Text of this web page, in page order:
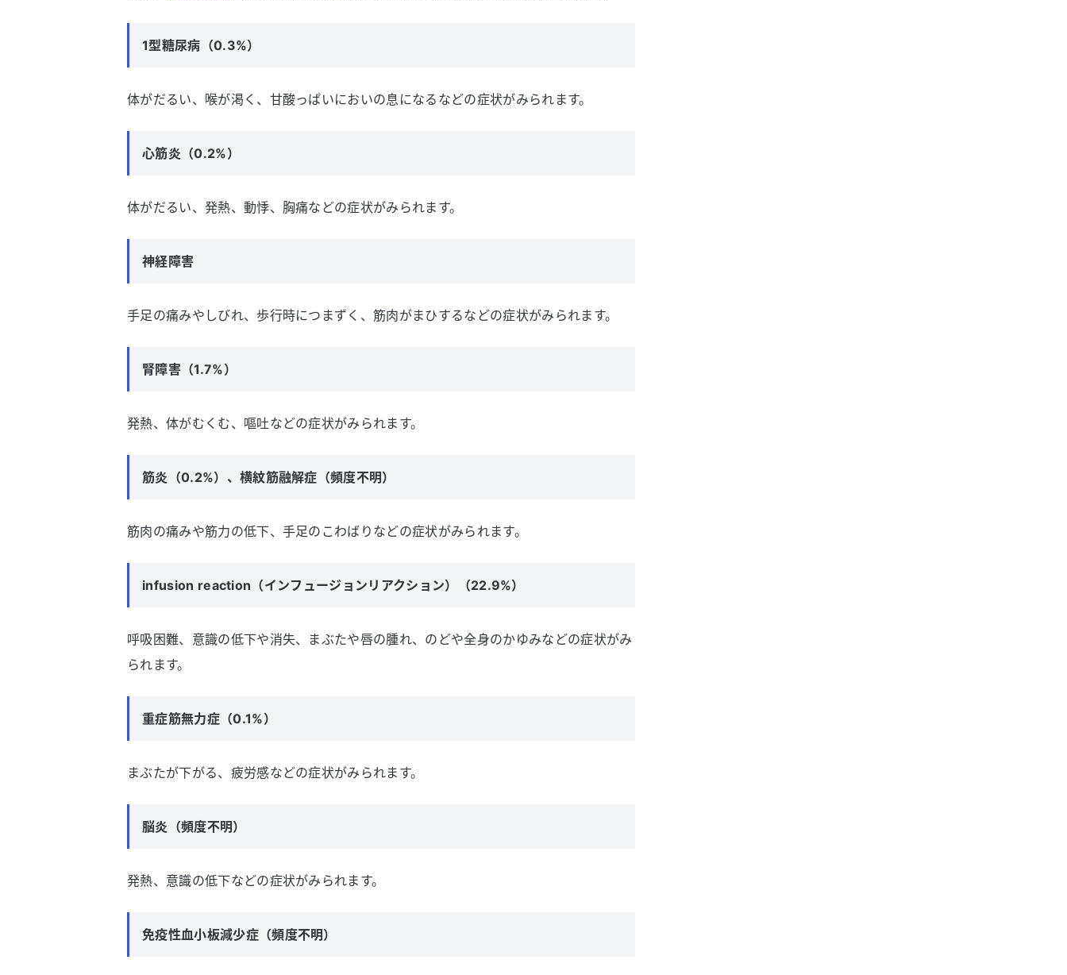
1型糖尿病（0.3%）
体がだるい、喉が渇く、甘酸っぱいにおいの息になるなどの症状がみられます。
心筋炎（0.2%）
体がだるい、発熱、動悸、胸痛などの症状がみられます。
神経障害
手足の痛みやしびれ、歩行時につまずく、筋肉がまひするなどの症状がみられます。
腎障害（1.7%）
発熱、体がむくむ、嘔吐などの症状がみられます。
筋炎（0.2%）、横紋筋融解症（頻度不明）
筋肉の痛みや筋力の低下、手足のこわばりなどの症状がみられます。
infusion reaction（インフュージョンリアクション）（22.9%）
呼吸困難、意識の低下や消失、まぶたや唇の腫れ、のどや全身のかゆみなどの症状がみ
られます。
重症筋無力症（0.1%）
まぶたが下がる、疲労感などの症状がみられます。
脳炎（頻度不明）
発熱、意識の低下などの症状がみられます。
免疫性血小板減少症（頻度不明）